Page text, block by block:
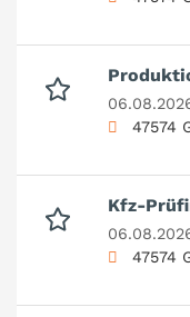
47574
Kfz-
47574